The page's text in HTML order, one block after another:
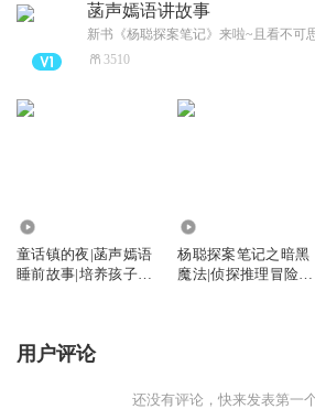
菡声嫣语讲故事
3510
童话镇的夜|菡声嫣语
睡前故事|培养孩子好
杨聪探案笔记之暗黑
魔法|侦探推理冒险睡
用户评论
还没有评论，快来发表第一